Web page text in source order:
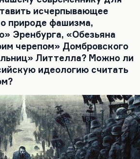
исчерпывающее
природе фашизма,
Эренбурга, «Обезьяна
черепом» Домбровского
Литтелла? Можно ли
идеологию считать